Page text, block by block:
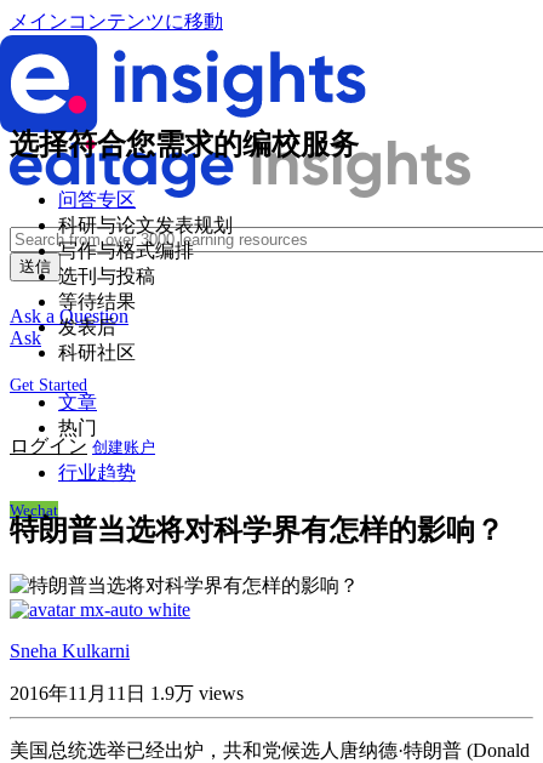
メインコンテンツに移動
Ask a Question
Ask
Get Started
ログイン 创建账户
Wechat
选择符合您需求的编校服务
问答专区
科研与论文发表规划
写作与格式编排
选刊与投稿
等待结果
发表后
科研社区
文章
热门
行业趋势
特朗普当选将对科学界有怎样的影响？
Sneha Kulkarni
2016年11月11日 1.9万 views
美国总统选举已经出炉，共和党候选人唐纳德·特朗普 (Donald